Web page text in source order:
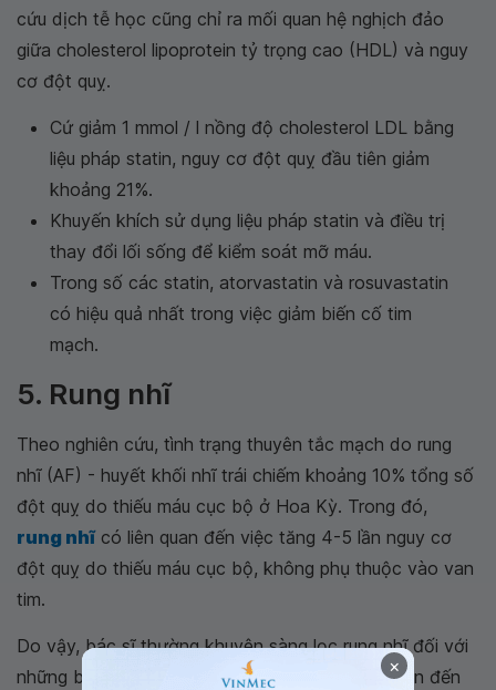
cứu dịch tễ học cũng chỉ ra mối quan hệ nghịch đảo
giữa cholesterol lipoprotein tỷ trọng cao (HDL) và nguy
cơ đột quỵ.
Cứ giảm 1 mmol / l nồng độ cholesterol LDL bằng
liệu pháp statin, nguy cơ đột quỵ đầu tiên giảm
khoảng 21%.
Khuyến khích sử dụng liệu pháp statin và điều trị
thay đổi lối sống để kiểm soát mỡ máu.
Trong số các statin, atorvastatin và rosuvastatin
có hiệu quả nhất trong việc giảm biến cố tim
mạch.
5. Rung nhĩ
Theo nghiên cứu, tình trạng thuyên tắc mạch do rung
nhĩ (AF) - huyết khối nhĩ trái chiếm khoảng 10% tổng số
đột quỵ do thiếu máu cục bộ ở Hoa Kỳ. Trong đó,
rung nhĩcó liên quan đến việc tăng 4-5 lần nguy cơ
đột quỵ do thiếu máu cục bộ, không phụ thuộc vào van
tim.
Do vậy, bác sĩ thường khuyên sàng lọc rung nhĩ đối với
những bệnh nhân trên 65 tuổi vì đột quỵ liên quan đến
×